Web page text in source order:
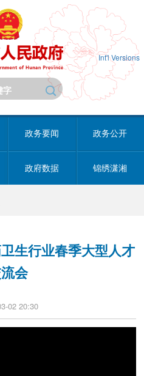
Int'l Versions
政务要闻 政务公开
政府数据 锦绣潇湘
生行业春季大型人才
会
02 20:30